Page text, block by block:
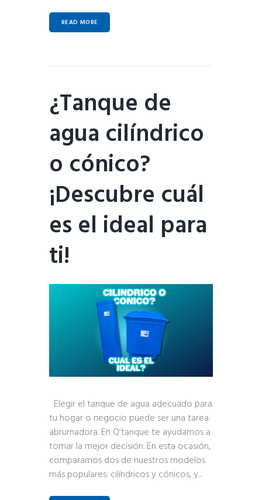
READ MORE
¿Tanque de
agua cilíndrico
o cónico?
¡Descubre cuál
es el ideal para
ti!
Elegir el tanque de agua adecuado para
tu hogar o negocio puede ser una tarea
abrumadora. En Q’tanque te ayudamos a
tomar la mejor decisión. En esta ocasión,
comparamos dos de nuestros modelos
más populares: cilíndricos y cónicos, y...